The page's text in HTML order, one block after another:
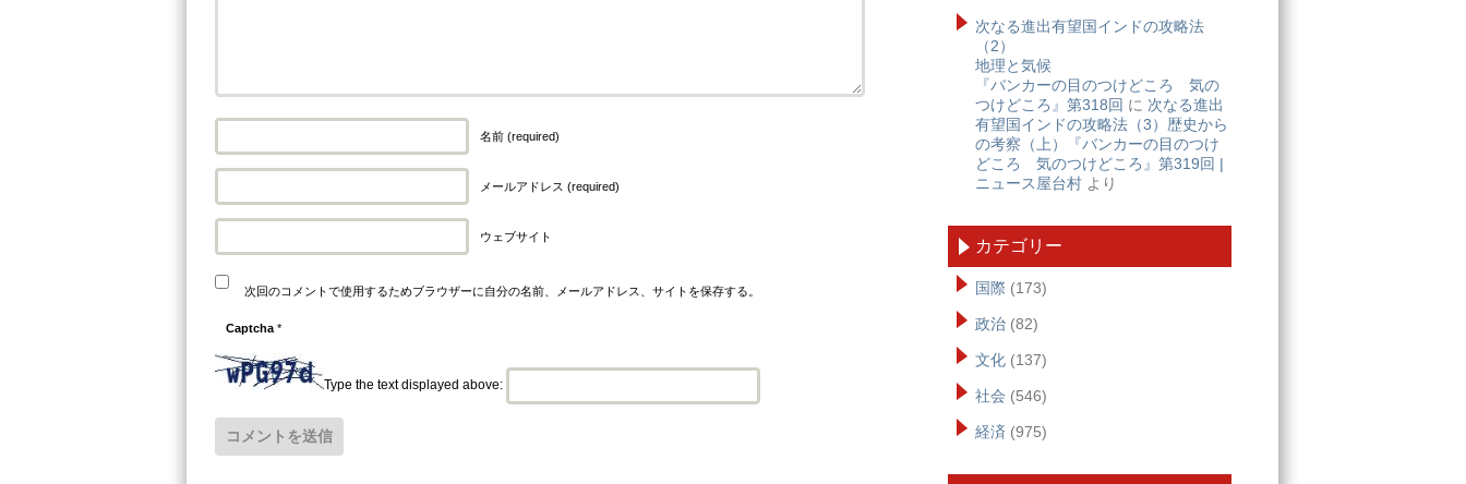
名前 (required)
メールアドレス (required)
ウェブサイト
次回のコメントで使用するためブラウザーに自分の名前、メールアドレス、サイトを保存する。
Captcha *
Type the text displayed above:
次なる進出有望国インドの攻略法
（2）
地理と気候
『バンカーの目のつけどころ 気の
つけどころ』第318回 に 次なる進出
有望国インドの攻略法（3）歴史から
の考察（上）『バンカーの目のつけ
どころ 気のつけどころ』第319回 |
ニュース屋台村 より
カテゴリー
国際 (173)
政治 (82)
文化 (137)
社会 (546)
経済 (975)